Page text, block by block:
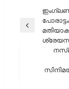
Previous